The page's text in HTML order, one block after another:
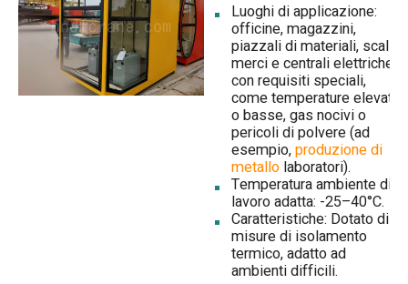
Luoghi di applicazione:
officine, magazzini,
piazzali di materiali, scali
merci e centrali elettriche
con requisiti speciali,
come temperature elevate
o basse, gas nocivi o
pericoli di polvere (ad
esempio,produzione di
metallolaboratori).
Temperatura ambiente di
lavoro adatta: -25–40°C.
Caratteristiche: Dotato di
misure di isolamento
termico, adatto ad
ambienti difficili.